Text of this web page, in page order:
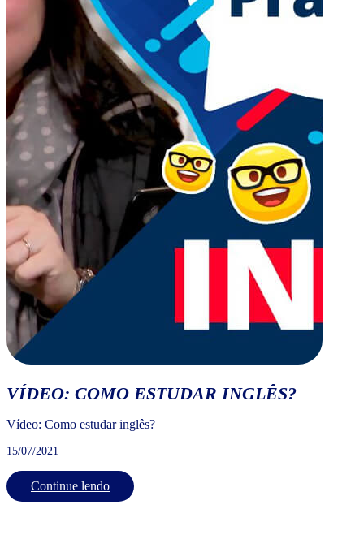
VÍDEO: COMO ESTUDAR INGLÊS?
Vídeo: Como estudar inglês?
15/07/2021
Continue lendo